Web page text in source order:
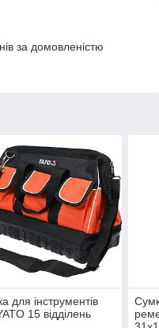
за домовленістю
для інструментів
15 відділень